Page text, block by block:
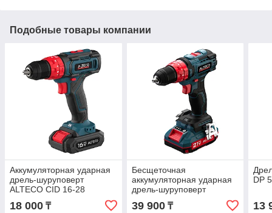
Подобные товары компании
Аккумуляторная ударная
дрель-шуруповерт
ALTECO CID 16-28
18 000 ₸
Бесщеточная
аккумуляторная ударная
дрель-шуруповерт
ALTECO CID 21-45 BL
39 900₸
DP
13